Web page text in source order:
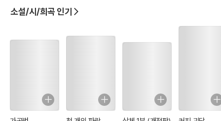
소설/시/희곡 인기